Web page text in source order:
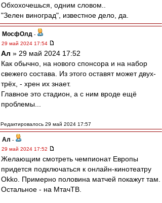
Обхохочешься, одним словом..
"Зелен виноград", известное дело, да.
МосфОлд -
29 май 2024 17:54
Ал » 29 май 2024 17:52
Как обычно, на нового спонсора и на набор
свежего состава. Из этого оставят может двух-
трёх, - хрен их знает.
Главное это стадион, а с ним вроде ещё
проблемы...
Редактировалось 29 май 2024 17:57
Ал -
29 май 2024 17:52
Желающим смотреть чемпионат Европы
придется подключаться к онлайн-кинотеатру
Okko. Примерно половина матчей покажут там.
Остальное - на МтачТВ.